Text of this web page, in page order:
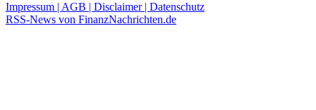
Impressum | AGB | Disclaimer | Datenschutz
RSS-News von FinanzNachrichten.de